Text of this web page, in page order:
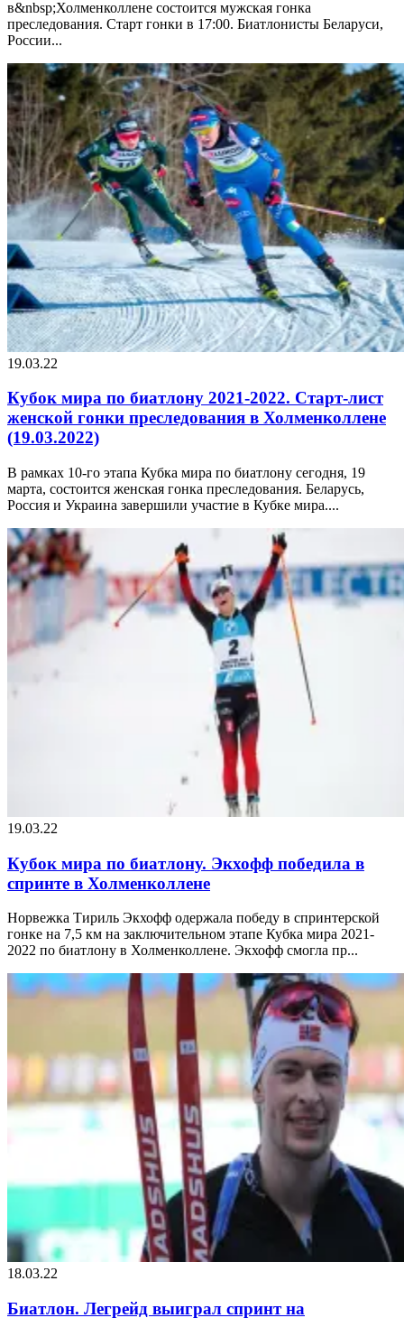
в&nbsp;Холменколлене состоится мужская гонка
преследования. Старт гонки в 17:00. Биатлонисты Беларуси,
России...
19.03.22
Кубок мира по биатлону 2021-2022. Старт-лист
женской гонки преследования в Холменколлене
(19.03.2022)
В рамках 10-го этапа Кубка мира по биатлону сегодня, 19
марта, состоится женская гонка преследования. Беларусь,
Россия и Украина завершили участие в Кубке мира....
19.03.22
Кубок мира по биатлону. Экхофф победила в
спринте в Холменколлене
Норвежка Тириль Экхофф одержала победу в спринтерской
гонке на 7,5 км на заключительном этапе Кубка мира 2021-
2022 по биатлону в Холменколлене. Экхофф смогла пр...
18.03.22
Биатлон. Легрейд выиграл спринт на